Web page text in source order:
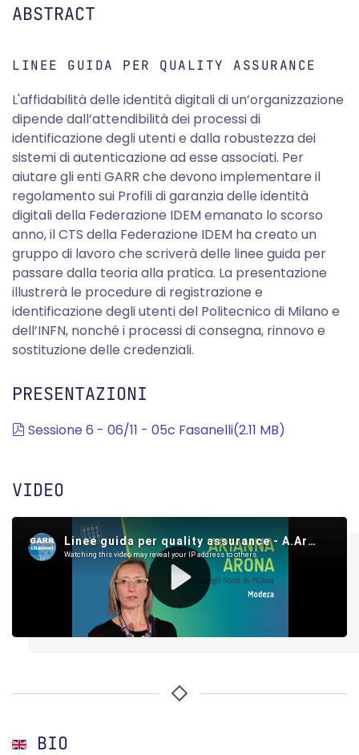
ABSTRACT
LINEE GUIDA PER QUALITY ASSURANCE
L'affidabilità delle identità digitali di un’organizzazione
dipende dall’attendibilità dei processi di
identificazione degli utenti e dalla robustezza dei
sistemi di autenticazione ad esse associati. Per
aiutare gli enti GARR che devono implementare il
regolamento sui Profili di garanzia delle identità
digitali della Federazione IDEM emanato lo scorso
anno, il CTS della Federazione IDEM ha creato un
gruppo di lavoro che scriverà delle linee guida per
passare dalla teoria alla pratica. La presentazione
illustrerà le procedure di registrazione e
identificazione degli utenti del Politecnico di Milano e
dell’INFN, nonché i processi di consegna, rinnovo e
sostituzione delle credenziali.
PRESENTAZIONI
pdf
Sessione 6 - 06/11 - 05c Fasanelli(2.11 MB)
VIDEO
BIO